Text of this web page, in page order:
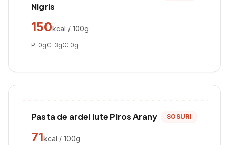
Nigris
150kcal / 100g
P: 0gC: 3gG: 0g
Pasta de ardei iute Piros Arany SOSURI
71kcal / 100g